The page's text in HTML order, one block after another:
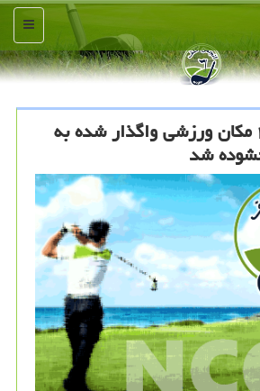
منو
اجاره بهای ۴۳۰۰ مكان ورزشی واگذار شده به
شد